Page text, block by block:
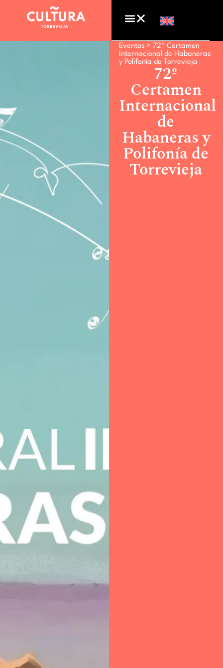
Eventos > 72º Certamen
Internacional de Habaneras
y Polifonía de Torrevieja
72º
Certamen
Internacional
de
Habaneras y
Polifonía de
Torrevieja